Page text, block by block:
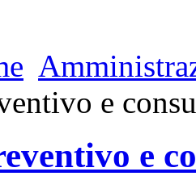
e
e